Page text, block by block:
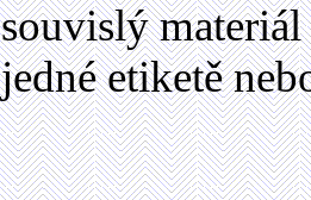
souvislý
jedné etiketě